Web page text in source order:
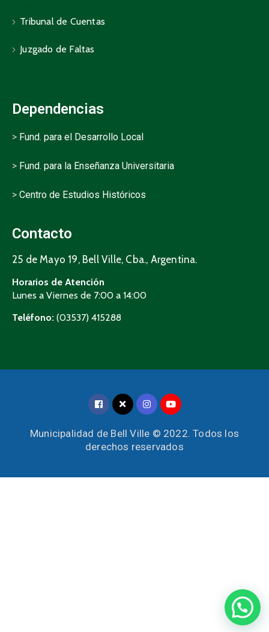
Tribunal de Cuentas
Juzgado de Faltas
Dependencias
> Fund. para el Desarrollo Local
> Fund. para la Enseñanza Universitaria
> Centro de Estudios Históricos
Contacto
25 de Mayo 19, Bell Ville, Cba., Argentina.
Horarios de Atención
Lunes a Viernes de 7:00 a 14:00
Teléfono: (03537) 415288
Municipalidad de Bell Ville © 2022. Todos los
derechos reservados